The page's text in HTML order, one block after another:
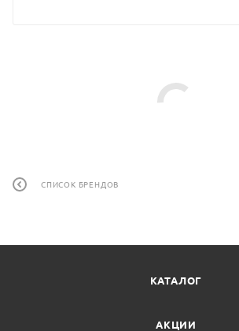
СПИСОК БРЕНДОВ
КАТАЛОГ
АКЦИИ